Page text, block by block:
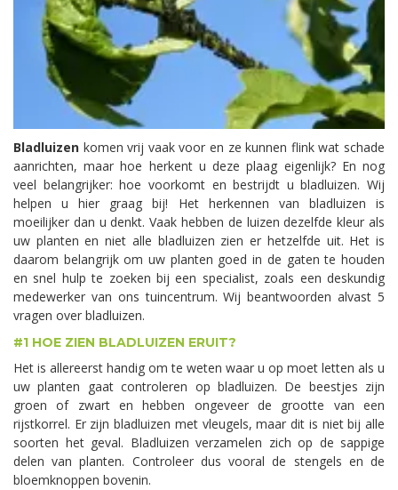
Bladluizen komen vrij vaak voor en ze kunnen flink wat schade
aanrichten, maar hoe herkent u deze plaag eigenlijk? En nog
veel belangrijker: hoe voorkomt en bestrijdt u bladluizen. Wij
helpen u hier graag bij! Het herkennen van bladluizen is
moeilijker dan u denkt. Vaak hebben de luizen dezelfde kleur als
uw planten en niet alle bladluizen zien er hetzelfde uit. Het is
daarom belangrijk om uw planten goed in de gaten te houden
en snel hulp te zoeken bij een specialist, zoals een deskundig
medewerker van ons tuincentrum. Wij beantwoorden alvast 5
vragen over bladluizen.
#1 HOE ZIEN BLADLUIZEN ERUIT?
Het is allereerst handig om te weten waar u op moet letten als u
uw planten gaat controleren op bladluizen. De beestjes zijn
groen of zwart en hebben ongeveer de grootte van een
rijstkorrel. Er zijn bladluizen met vleugels, maar dit is niet bij alle
soorten het geval. Bladluizen verzamelen zich op de sappige
delen van planten. Controleer dus vooral de stengels en de
bloemknoppen bovenin.